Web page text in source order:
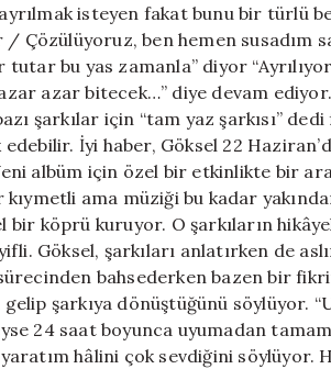
isteyen fakat bunu bir türlü
Çözülüyoruz, ben hemen susadım
tutar bu yas zamanla” diyor
azar bitecek…” diye devam
şarkılar için “tam yaz şarkısı”
İyi haber, Göksel 22
albüm için özel bir etkinlikte bir
ama müziği bu kadar
bir köprü kuruyor. O şarkıların
Göksel, şarkıları anlatırken de
bahsederken bazen bir
şarkıya dönüştüğünü söylüyor.
24 saat boyunca uyumadan
hâlini çok sevdiğini söylüyor.